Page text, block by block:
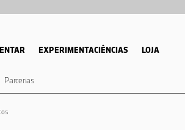
EXPERIMENTACIÊNCIAS LOJA
Parcerias